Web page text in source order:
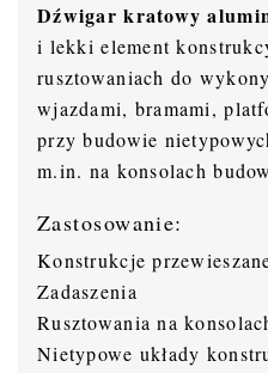
Dźwigar kratowy
i lekki element
rusztowaniach do
wjazdami, bramami,
przy budowie
m.in. na konsolach
Zastosowanie:
Konstrukcje
Zadaszenia
Rusztowania na
Nietypowe układy